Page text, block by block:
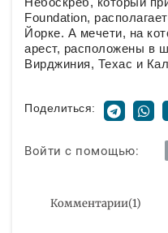
Foundation,
Йорке. А мечети, на
арест, расположены в
Вирджиния, Техас и
Поделиться:
Войти с помощью:
Комментарии(1)